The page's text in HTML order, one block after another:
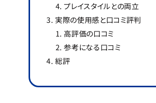
プレイスタイルとの両立
実際の使用感と口コミ評判
高評価の口コミ
参考になる口コミ
総評